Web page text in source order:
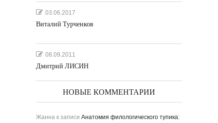
03.06.2017
Виталий Турченков
08.09.2011
Дмитрий ЛИСИН
НОВЫЕ КОММЕНТАРИИ
Жанна к записи Анатомия филологического тупика: